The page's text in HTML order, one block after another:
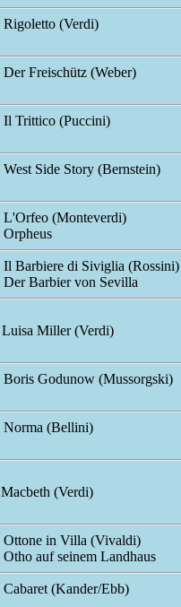
Rigoletto (Verdi)
Der Freischütz (Weber)
Il Trittico (Puccini)
West Side Story (Bernstein)
L'Orfeo (Monteverdi)
Orpheus
Il Barbiere di Siviglia (Rossini)
Der Barbier von Sevilla
Luisa Miller (Verdi)
Boris Godunow (Mussorgski)
Norma (Bellini)
Macbeth (Verdi)
Ottone in Villa (Vivaldi)
Otho auf seinem Landhaus
Cabaret (Kander/Ebb)